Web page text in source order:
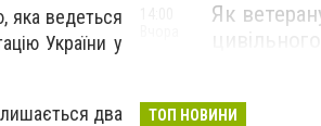
яка ведеться
України у
два
Як
ТОП НОВИНИ